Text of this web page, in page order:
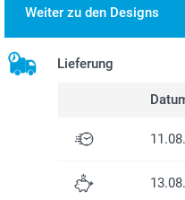
Weiter zu den Designs
Lieferung